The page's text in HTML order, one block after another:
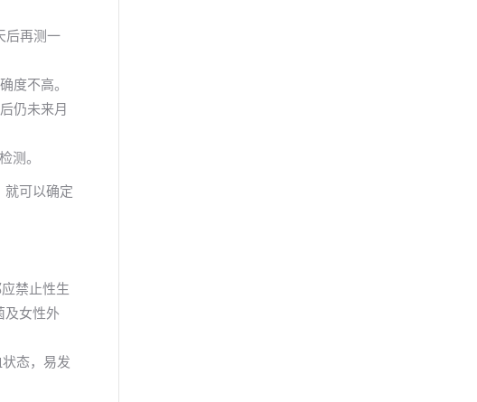
后再测一
度不高。
仍未来月
测。
就可以确定
禁止性生
及女性外
态，易发